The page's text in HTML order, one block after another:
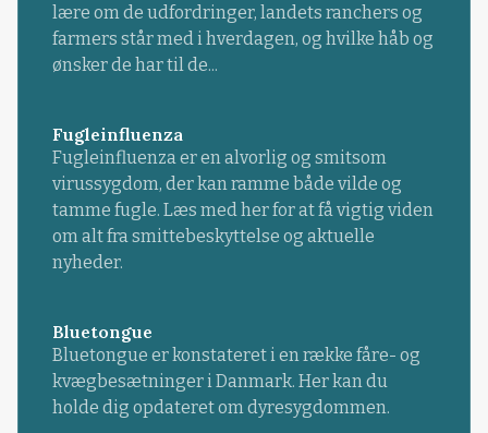
lære om de udfordringer, landets ranchers og
farmers står med i hverdagen, og hvilke håb og
ønsker de har til de...
Fugleinfluenza
Fugleinfluenza er en alvorlig og smitsom
virussygdom, der kan ramme både vilde og
tamme fugle. Læs med her for at få vigtig viden
om alt fra smittebeskyttelse og aktuelle
nyheder.
Bluetongue
Bluetongue er konstateret i en række fåre- og
kvægbesætninger i Danmark. Her kan du
holde dig opdateret om dyresygdommen.